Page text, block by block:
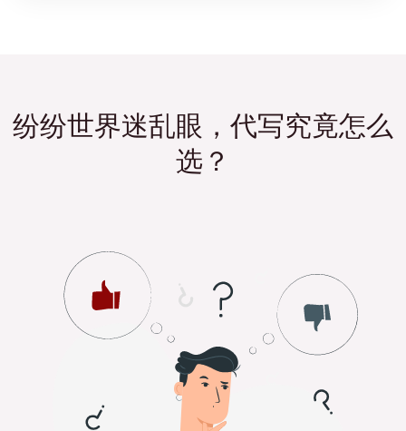
纷纷世界迷乱眼，代写究竟怎么
选？